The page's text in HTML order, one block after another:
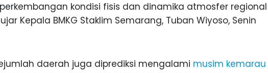
kondisi fisis dan dinamika atmosfer regional
Kepala BMKG Staklim Semarang, Tuban Wiyoso, Senin
daerah juga diprediksi mengalami musim kemarau